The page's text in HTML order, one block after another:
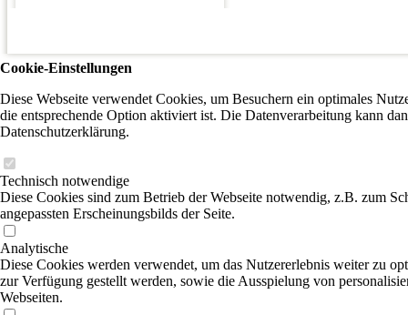
Cookie-Einstellungen
Diese Webseite verwendet Cookies, um Besuchern ein optimales
die entsprechende Option aktiviert ist. Die Datenverarbeitung kann
Datenschutzerklärung.
Technisch notwendige
Diese Cookies sind zum Betrieb der Webseite notwendig, z.B. zum
angepassten Erscheinungsbilds der Seite.
Analytische
Diese Cookies werden verwendet, um das Nutzererlebnis weiter zu
zur Verfügung gestellt werden, sowie die Ausspielung von
Webseiten.